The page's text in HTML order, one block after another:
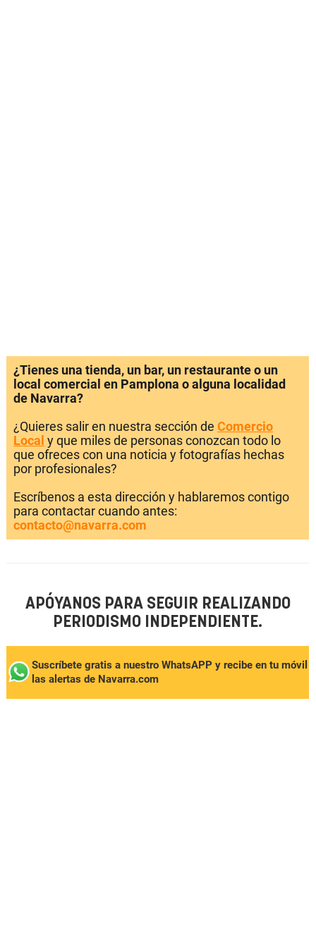
¿Tienes una tienda, un bar, un restaurante o un
local comercial en Pamplona o alguna localidad
de Navarra?
¿Quieres salir en nuestra sección de Comercio
Local y que miles de personas conozcan todo lo
que ofreces con una noticia y fotografías hechas
por profesionales?
Escríbenos a esta dirección y hablaremos contigo
para contactar cuando antes:
contacto@navarra.com
APÓYANOS PARA SEGUIR REALIZANDO
PERIODISMO INDEPENDIENTE.
Suscríbete gratis a nuestro WhatsAPP y recibe en tu móvil
las alertas de Navarra.com